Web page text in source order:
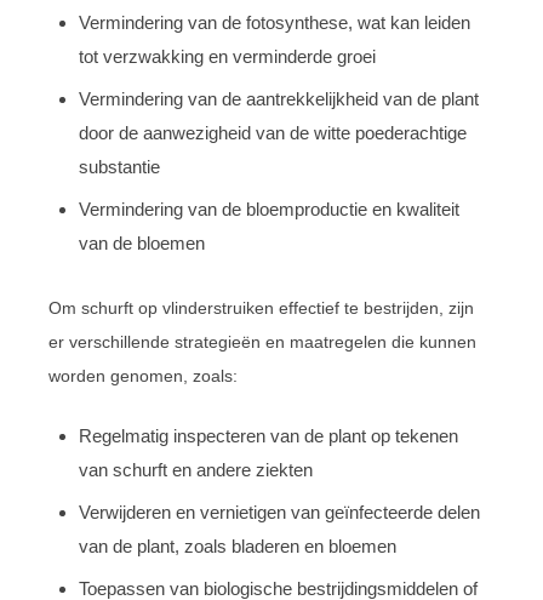
Vermindering van de fotosynthese, wat kan leiden
tot verzwakking en verminderde groei
Vermindering van de aantrekkelijkheid van de plant
door de aanwezigheid van de witte poederachtige
substantie
Vermindering van de bloemproductie en kwaliteit
van de bloemen
Om schurft op vlinderstruiken effectief te bestrijden, zijn
er verschillende strategieën en maatregelen die kunnen
worden genomen, zoals:
Regelmatig inspecteren van de plant op tekenen
van schurft en andere ziekten
Verwijderen en vernietigen van geïnfecteerde delen
van de plant, zoals bladeren en bloemen
Toepassen van biologische bestrijdingsmiddelen of